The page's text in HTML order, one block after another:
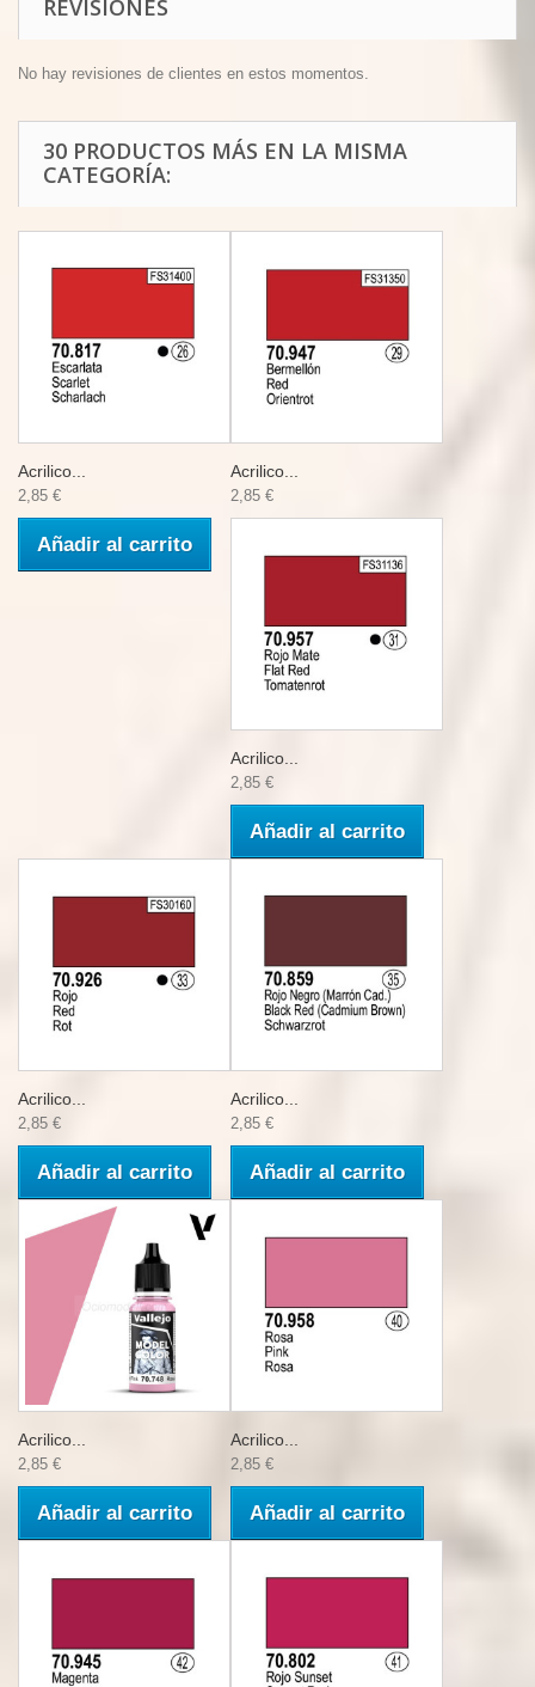
REVISIONES
No hay revisiones de clientes en estos momentos.
30 PRODUCTOS MÁS EN LA MISMA
CATEGORÍA:
Acrilico...
2,85 €
Añadir al carrito
Acrilico...
2,85 €
Acrilico...
2,85 €
Añadir al carrito
Acrilico...
2,85 €
Añadir al carrito
Acrilico...
2,85 €
Añadir al carrito
Acrilico...
2,85 €
Añadir al carrito
Acrilico...
2,85 €
Añadir al carrito